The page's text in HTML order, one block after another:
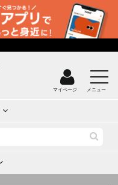
マイページ メニュー